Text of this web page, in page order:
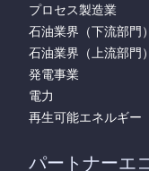
プロセス製造業
石油業界（下流部門）
石油業界（上流部門）
発電事業
電力
再生可能エネルギー
パートナーエ